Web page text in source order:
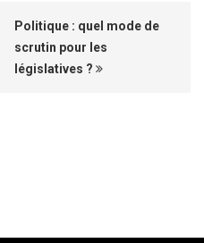
Politique : quel mode de
scrutin pour les
législatives ?